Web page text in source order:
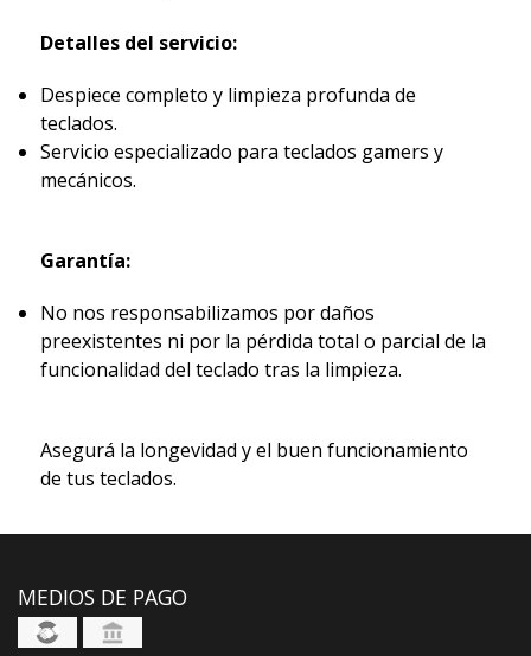
Detalles del servicio:
Despiece completo y limpieza profunda de
teclados.
Servicio especializado para teclados gamers y
mecánicos.
Garantía:
No nos responsabilizamos por daños
preexistentes ni por la pérdida total o parcial de la
funcionalidad del teclado tras la limpieza.
Asegurá la longevidad y el buen funcionamiento
de tus teclados.
MEDIOS DE PAGO